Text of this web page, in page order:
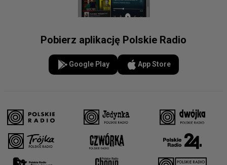
Pobierz aplikację Polskie Radio
Google Play App Store